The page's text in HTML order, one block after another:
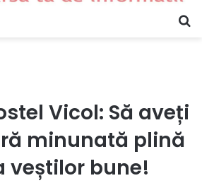
Vicol: Să aveți
minunată plină
veștilor bune!